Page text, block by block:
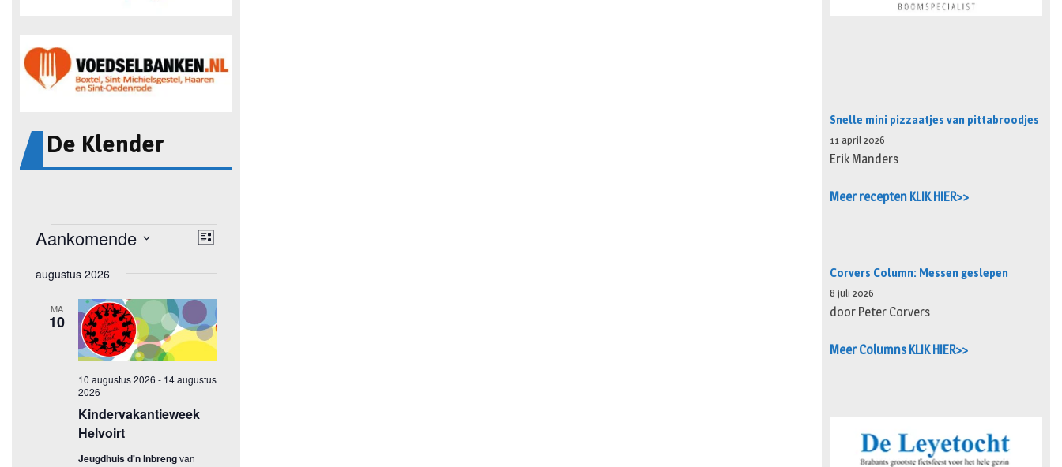
De Klender
Snelle mini pizzaatjes van pittabroodjes
11 april 2026
Erik Manders
Meer recepten KLIK HIER>>
Corvers Column: Messen geslepen
8 juli 2026
door Peter Corvers
Meer Columns KLIK HIER>>